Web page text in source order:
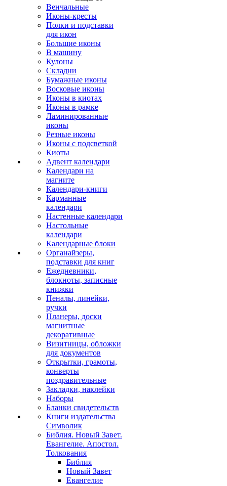
Венчальные
Иконы-кресты
Полки и подставки
для икон
Большие иконы
В машину
Кулоны
Складни
Бумажные иконы
Восковые иконы
Иконы в киотах
Иконы в рамке
Ламинированные
иконы
Резные иконы
Иконы с подсветкой
Киоты
Адвент календари
Календари на
магните
Календари-книги
Карманные
календари
Настенные календари
Настольные
календари
Календарные блоки
Органайзеры,
подставки для книг
Ежедневники,
блокноты, записные
книжки
Пеналы, линейки,
ручки
Планеры, доски
магнитные
декоративные
Визитницы, обложки
для документов
Открытки, грамоты,
конверты
поздравительные
Закладки, наклейки
Наборы
Бланки свидетельств
Книги издательства
Символик
Библия. Новый Завет.
Евангелие. Апостол.
Толкования
Библия
Новый Завет
Евангелие